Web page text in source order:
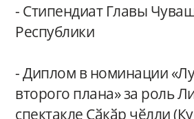
- Стипендиат Главы
Республики
- Диплом в номинации
второго плана» за роль
спектакле Ҫӑкӑр чӗлли